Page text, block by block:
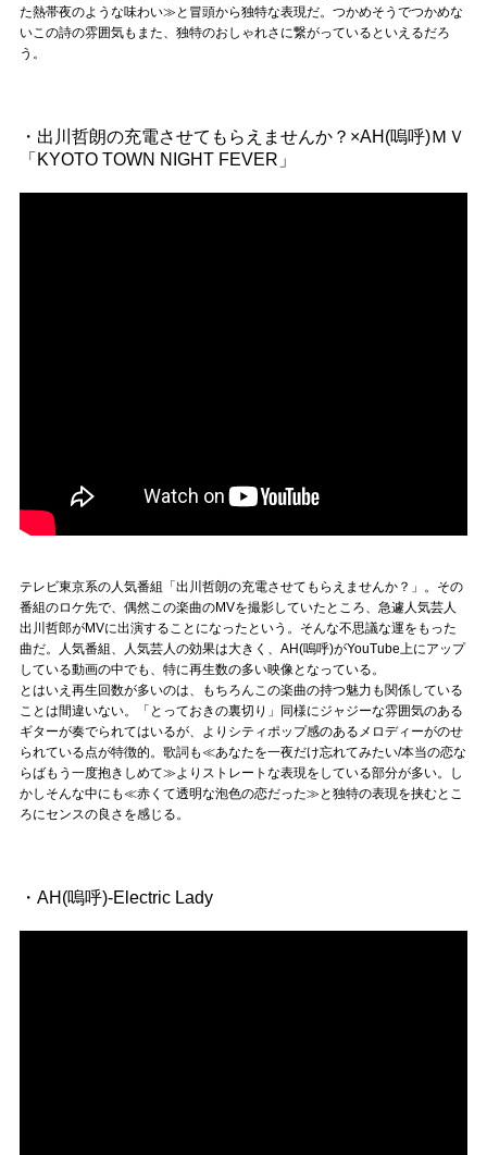
た熱帯夜のような味わい≫と冒頭から独特な表現だ。つかめそうでつかめな
いこの詩の雰囲気もまた、独特のおしゃれさに繋がっているといえるだろ
う。
・出川哲朗の充電させてもらえませんか？×AH(嗚呼)ＭＶ
「KYOTO TOWN NIGHT FEVER」
テレビ東京系の人気番組「出川哲朗の充電させてもらえませんか？」。その
番組のロケ先で、偶然この楽曲のMVを撮影していたところ、急遽人気芸人
出川哲郎がMVに出演することになったという。そんな不思議な運をもった
曲だ。人気番組、人気芸人の効果は大きく、AH(嗚呼)がYouTube上にアップ
している動画の中でも、特に再生数の多い映像となっている。
とはいえ再生回数が多いのは、もちろんこの楽曲の持つ魅力も関係している
ことは間違いない。「とっておきの裏切り」同様にジャジーな雰囲気のある
ギターが奏でられてはいるが、よりシティポップ感のあるメロディーがのせ
られている点が特徴的。歌詞も≪あなたを一夜だけ忘れてみたい/本当の恋な
らばもう一度抱きしめて≫よりストレートな表現をしている部分が多い。し
かしそんな中にも≪赤くて透明な泡色の恋だった≫と独特の表現を挟むとこ
ろにセンスの良さを感じる。
・AH(嗚呼)-Electric Lady